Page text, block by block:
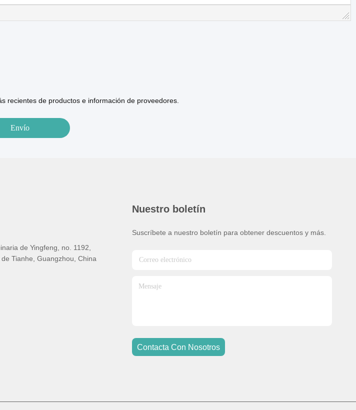
recientes de productos e información de proveedores.
de Yingfeng, no. 1192,
Tianhe, Guangzhou, China
Nuestro boletín
Suscríbete a nuestro boletín para obtener descuentos y más.
Contacta Con Nosotros